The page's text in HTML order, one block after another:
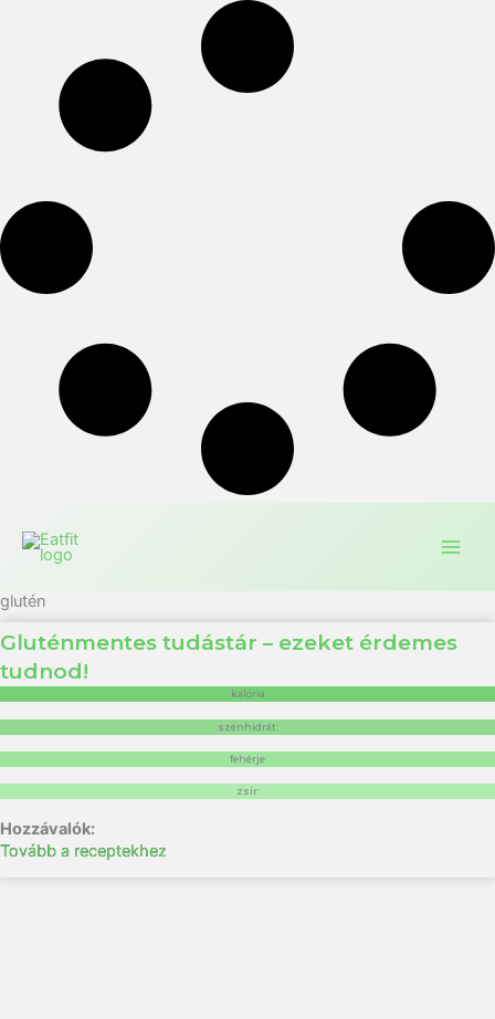
glutén
Gluténmentes tudástár – ezeket érdemes
tudnod!
kalória
szénhidrát:
fehérje
zsír:
Tovább a receptekhez